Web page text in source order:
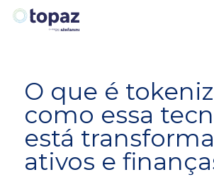
O que é
como essa
está
ativos e